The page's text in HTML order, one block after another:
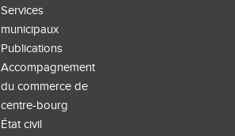
Services
municipaux
Publications
Accompagnement
du commerce de
centre-bourg
État civil